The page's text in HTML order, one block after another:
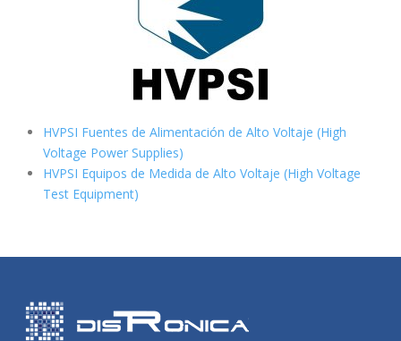
HVPSI Fuentes de Alimentación de Alto Voltaje (High
Voltage Power Supplies)
HVPSI Equipos de Medida de Alto Voltaje (High Voltage
Test Equipment)